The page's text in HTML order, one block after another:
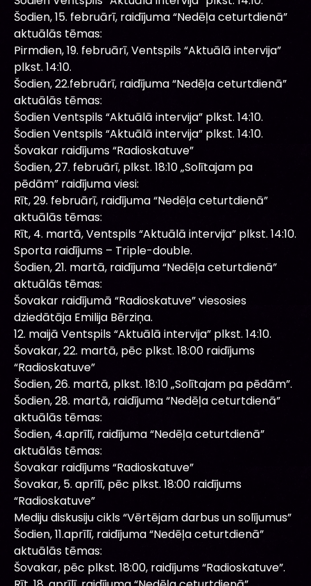
Šodien, 15. februārī, raidījuma “Nedēļa ceturtdienā”
aktuālās tēmas:
Pirmdien, 19. februārī, Ventspils “Aktuālā intervija”
plkst. 14:10.
Šodien, 22.februārī, raidījuma “Nedēļa ceturtdienā”
aktuālās tēmas:
Šodien Ventspils “Aktuālā intervija” plkst. 14:10.
Šodien Ventspils “Aktuālā intervija” plkst. 14:10.
Šovakar raidījums “Radioskatuve”
Šodien, 27. februārī, plkst. 18:10 „Solītajam pa
pēdām” raidījuma viesi:
Rīt, 29. februārī, raidījuma “Nedēļa ceturtdienā”
aktuālās tēmas:
Rīt, 4. martā, Ventspils “Aktuālā intervija” plkst. 14:10.
Sporta raidījums – Triple-double.
Šodien, 21. martā, raidījuma “Nedēļa ceturtdienā”
aktuālās tēmas:
Šovakar raidījumā “Radioskatuve” viesosies
dziedātāja Emilija Bērziņa.
12. maijā Ventspils “Aktuālā intervija” plkst. 14:10.
Šovakar, 22. martā, pēc plkst. 18:00 raidījums
“Radioskatuve”
Šodien, 26. martā, plkst. 18:10 „Solītajam pa pēdām”.
Šodien, 28. martā, raidījuma “Nedēļa ceturtdienā”
aktuālās tēmas:
Šodien, 4.aprīlī, raidījuma “Nedēļa ceturtdienā”
aktuālās tēmas:
Šovakar raidījums “Radioskatuve”
Šovakar, 5. aprīlī, pēc plkst. 18:00 raidījums
“Radioskatuve”
Mediju diskusiju cikls “Vērtējam darbus un solījumus”
Šodien, 11.aprīlī, raidījuma “Nedēļa ceturtdienā”
aktuālās tēmas:
Šovakar, pēc plkst. 18:00, raidījums “Radioskatuve”.